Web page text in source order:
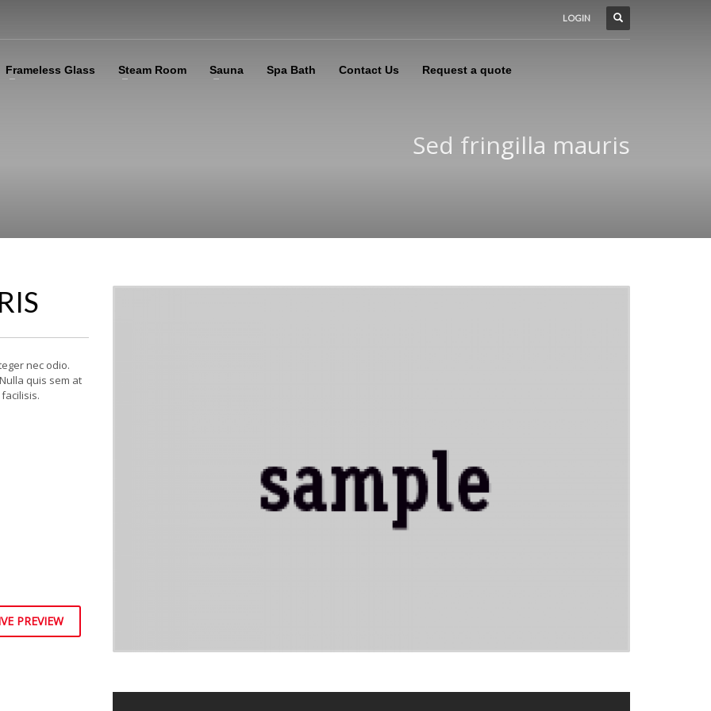
LOGIN
Frameless Glass Steam Room Sauna Spa Bath Contact Us Request a quote
Sed fringilla mauris
nec odio.
quis sem at
dui. Praesent
elementum.
nunc, viverra
PREVIEW